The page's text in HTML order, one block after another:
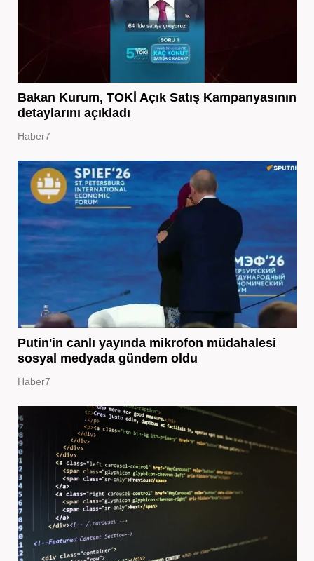
Bakan Kurum, TOKİ Açık Satış Kampanyasının
detaylarını açıkladı
Haber7
Putin'in canlı yayında mikrofon müdahalesi
sosyal medyada gündem oldu
Haber7